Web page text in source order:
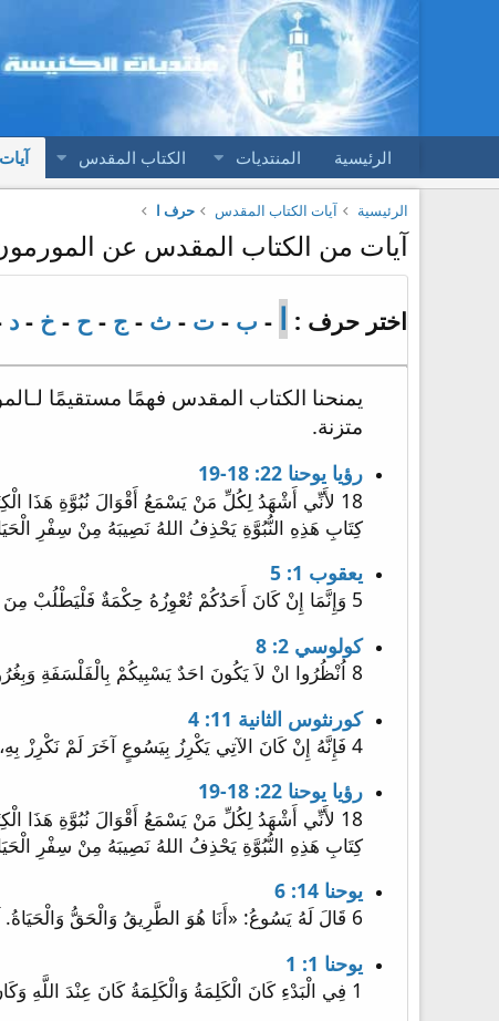
الرئيسية المنتديات الكتاب المقدس
الرئيسية آيات الكتاب المقدس حرف ا
آيات من الكتاب المقدس عن
اختر حرف : ا - ب - ت - ث - ج - ح - خ - د
يمنحنا الكتاب المقدس فهمًا مستقيمًا
متزنة.
رؤيا يوحنا 22: 18-19
كِتَابِ هَذِهِ النُّبُوَّةِ يَحْذِفُ اللهُ نَصِيبَهُ مِنْ سِفْرِ
يعقوب 1: 5
5 وَإِنَّمَا إِنْ كَانَ أَحَدُكُمْ تُعْوِزُهُ حِكْمَةٌ فَلْيَطْلُبْ مِنَ اللَّهِ الَّذِي يُعْطِي الْجَمِيعَ بِسَخَاءٍ وَلاَ يُعَيِّرُ، فَسَيُعْطَى لَهُ.
كولوسي 2: 8
8 اُنْظُرُوا انْ لاَ يَكُونَ احَدٌ يَسْبِيكُمْ بِالْفَلْسَفَةِ وَبِغُرُورٍ بَاطِلٍ، حَسَبَ تَقْلِيدِ النَّاسِ، حَسَبَ ارْكَانِ الْعَالَمِ، وَلَيْسَ حَسَبَ الْمَسِيحِ.
كورنثوس الثانية 11: 4
4 فَإِنَّهُ إِنْ كَانَ الآتِي يَكْرِزُ بِيَسُوعٍ آخَرَ لَمْ نَكْرِزْ بِهِ، أَوْ كُنْتُمْ تَأْخُذُونَ رُوحاً آخَرَ لَمْ تَأْخُذُوهُ، أَوْ إِنْجِيلاً آخَرَ لَمْ تَقْبَلُوهُ، فَحَسَناً كُنْتُمْ تَحْتَمِلُونَ.
رؤيا يوحنا 22: 18-19
كِتَابِ هَذِهِ النُّبُوَّةِ يَحْذِفُ اللهُ نَصِيبَهُ مِنْ سِفْرِ
يوحنا 14: 6
6 قَالَ لَهُ يَسُوعُ: «أَنَا هُوَ الطَّرِيقُ وَالْحَقُّ وَالْحَيَاةُ. لَيْسَ أَحَدٌ يَأْتِي إِلَى الآبِ إِلاَّ بِي.
يوحنا 1: 1
1 فِي الْبَدْءِ كَانَ الْكَلِمَةُ وَالْكَلِمَةُ كَانَ عِنْدَ اللَّهِ وَكَانَ الْكَلِمَةُ اللَّهَ.